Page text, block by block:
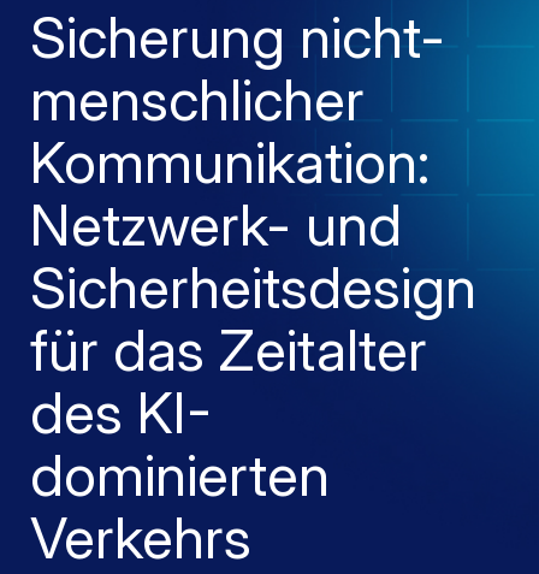
Sicherung nicht-
menschlicher
Kommunikation:
Netzwerk- und
Sicherheitsdesign
für das Zeitalter
des KI-
dominierten
Verkehrs